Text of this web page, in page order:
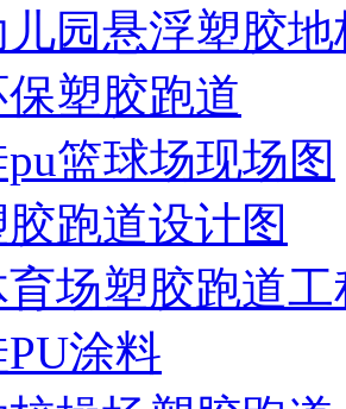
园悬浮塑胶
塑胶跑道
篮球场现场图
跑道设计图
场塑胶跑道工
涂料